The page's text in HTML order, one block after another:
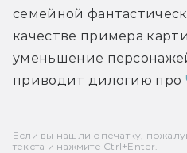
семейной
качестве примера
уменьшение
приводит дилогию про
Если вы нашли опечатку,
текста и нажмите Ctrl+Enter.